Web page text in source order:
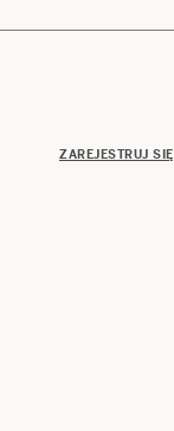
ZAREJESTRUJ SIĘ